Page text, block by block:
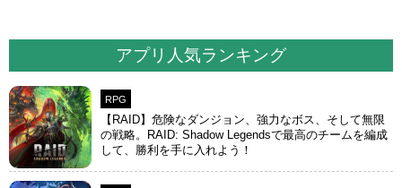
アプリ人気ランキング
RPG
【RAID】危険なダンジョン、強力なボス、そして無限
の戦略。RAID: Shadow Legendsで最高のチームを編成
して、勝利を手に入れよう！